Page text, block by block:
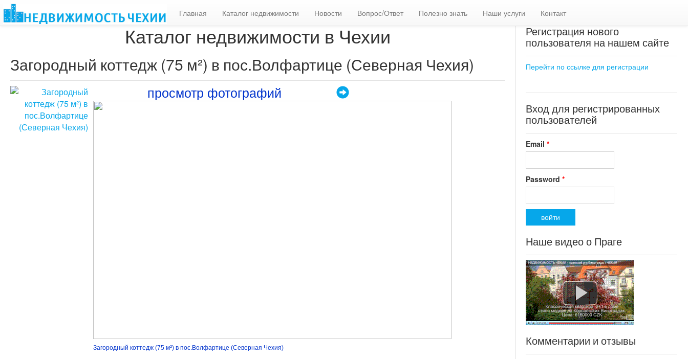
Главная Каталог недвижимости Новости Вопрос/Ответ Полезно знать Наши услуги Контакт
Каталог недвижимости в Чехии
Загородный коттедж (75 м²) в пос.Волфартице (Северная Чехия)
просмотр фотографий
Загородный коттедж (75 м²) в пос.Волфартице (Северная Чехия)
Регистрация нового
пользователя на нашем сайте
Перейти по ссылке для регистрации
Вход для регистрированных
пользователей
Email *
Password *
Наше видео о Праге
Комментарии и отзывы